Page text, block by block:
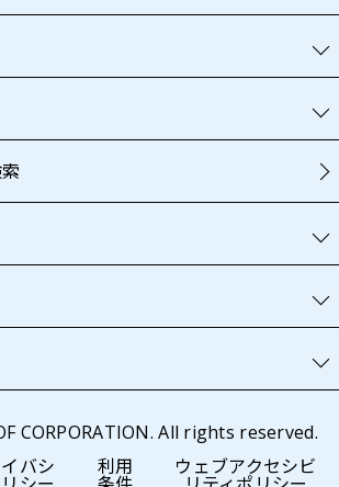
CORPORATION. All rights reserved.
バシ 利用 ウェブアクセシビ